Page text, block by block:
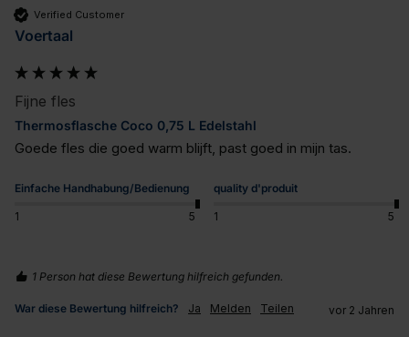
Verified Customer
Voertaal
Fijne fles
Thermosflasche Coco 0,75 L Edelstahl
Goede fles die goed warm blijft, past goed in mijn tas.
Einfache Handhabung/Bedienung
1 5
quality d'produit
1 5
1 Person hat diese Bewertung hilfreich gefunden.
War diese Bewertung hilfreich? Ja Melden Teilen vor 2 Jahren